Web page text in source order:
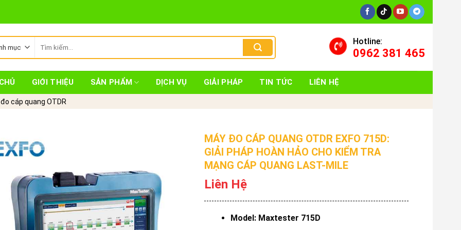
kiếm:
Hotline:
0962 381 465
GIỚI THIỆU SẢN PHẨM DỊCH VỤ GIẢI PHÁP TIN TỨC LIÊN HỆ
cáp quang OTDR
MÁY ĐO CÁP QUANG OTDR EXFO 715D:
GIẢI PHÁP HOÀN HẢO CHO KIỂM TRA
MẠNG CÁP QUANG LAST-MILE
Liên Hệ
Model: Maxtester 715D